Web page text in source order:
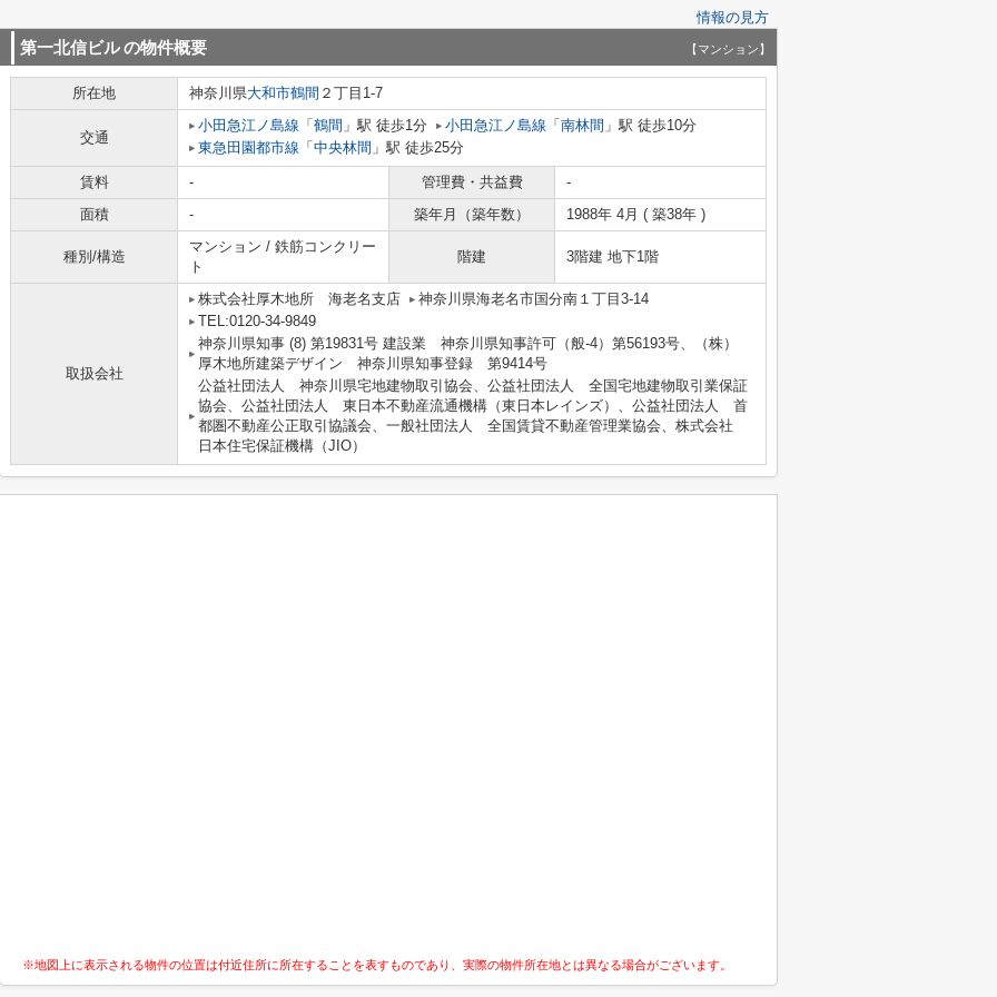
情報の見方
第一北信ビルの物件概要 【マンション】
所在地 神奈川県大和市鶴間 ２丁目1-7
交通
小田急江ノ島線 「 鶴間 」駅 徒歩1分 小田急江ノ島線 「 南林間 」駅 徒歩10分
東急田園都市線 「 中央林間 」駅 徒歩25分
賃料 - 管理費・共益費
-
面積
- 築年月（築年数） 1988年 4月 ( 築38年 )
種別/構造
マンション / 鉄筋コンクリー
ト
階建 3階建 地下1階
取扱会社
株式会社厚木地所 海老名支店
神奈川県海老名市国分南１丁目3-14
TEL:0120-34-9849
神奈川県知事 (8) 第19831号 建設業 神奈川県知事許可（般-4）第56193号、（株）
厚木地所建築デザイン 神奈川県知事登録 第9414号
公益社団法人 神奈川県宅地建物取引協会、公益社団法人 全国宅地建物取引業保証
協会、公益社団法人 東日本不動産流通機構（東日本レインズ）、公益社団法人 首
都圏不動産公正取引協議会、一般社団法人 全国賃貸不動産管理業協会、株式会社
日本住宅保証機構（JIO）
※地図上に表示される物件の位置は付近住所に所在することを表すものであり、実際の物件所在地とは異なる場合がございます。